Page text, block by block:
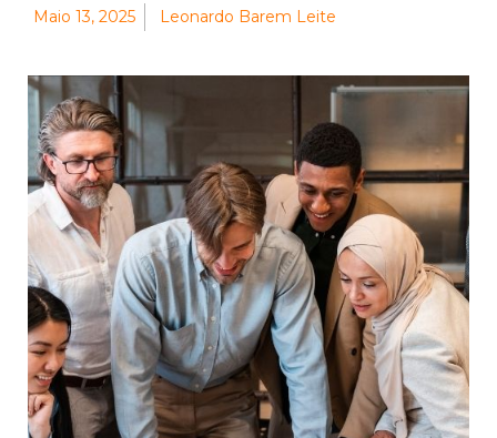
Maio 13, 2025 Leonardo Barem Leite